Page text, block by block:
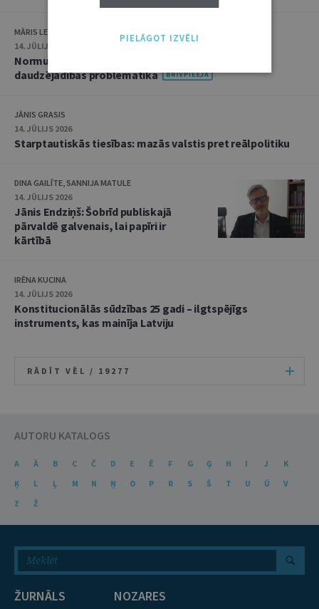
MĀRIS LEJA
14. JŪLIJS 2026
Normu konkurences un noziedzīgu nodarījumu
daudzējādības problemātika
JĀNIS GRASIS
14. JŪLIJS 2026
Starptautiskās tiesības: mazās valstis pret reālpolitiku
DINA GAILĪTE, SANNIJA MATULE
14. JŪLIJS 2026
Jānis Endziņš: Šobrīd publiskajā
pārvaldē galvenais, lai papīri ir
kārtībā
IRĒNA KUCINA
14. JŪLIJS 2026
Konstitucionālās sūdzības 25 gadi – ilgtspējīgs
instruments, kas mainīja Latviju
RĀDĪT VĒL / 19277
AUTORU KATALOGS
A Ā B C Č D E Ē F G Ģ H I J
K
Ķ
L Ļ M N Ņ O P R S Š T U Ū
V
Z
Ž
ŽURNĀLS NOZARES
PIELĀGOT IZVĒLI